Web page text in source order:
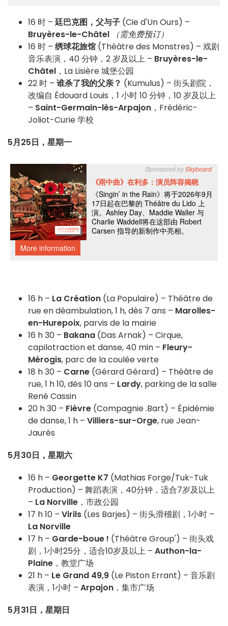
16 时 –廷巴克图，父与子 (Cie d'Un Ours) –
Bruyères-le-Châtel
（需免费预订）
16 时 – 绣球花旅馆 (Théâtre des Monstres) – 戏剧
音乐表演，40 分钟，2 岁及以上 – Bruyères-le-
Châtel ，La Lisière 城堡公园
22 时 – 谁杀了我的父亲？ (Kumulus) – 街头剧院，
改编自 Édouard Louis，1 小时 10 分钟，10 岁及以上
– Saint-Germain-lès-Arpajon ，Frédéric-
Joliot-Curie 学校
5月25日，星期一
16 h – La Création (La Populaire) – Théâtre de
rue en déambulation, 1 h, dès 7 ans – Marolles-
en-Hurepoix, parvis de la mairie
16 h 30 – Bakana (Das Arnak) – Cirque,
capilotraction et danse, 40 min – Fleury-
Mérogis, parc de la coulée verte
18 h 30 – Carne (Gérard Gérard) – Théâtre de
rue, 1 h 10, dès 10 ans – Lardy, parking de la salle
René Cassin
20 h 30 – Fièvre (Compagnie .Bart) – Épidémie
de danse, 1 h – Villiers-sur-Orge, rue Jean-
Jaurès
5月30日，星期六
16 h – Georgette K7 (Mathias Forge/Tuk-Tuk
Production) – 舞蹈表演，40分钟，适合7岁及以上
– La Norville ，市政公园
17 h 10 – Virils (Les Barjes) – 街头滑稽剧，1小时 –
La Norville
17 h – Garde-boue ! (Théâtre Group') – 街头戏
剧，1小时25分，适合10岁及以上 – Authon-la-
Plaine ，教堂广场
21 h – Le Grand 49,9 (Le Piston Errant) – 音乐剧
表演，1小时 – Arpajon ，集市广场
5月31日，星期日